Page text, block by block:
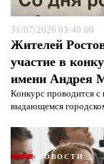
31/07/2026 03:40:00
Жителей
участие в
имени Андрея
Конкурс проводится с
выдающемся
НОВОСТИ